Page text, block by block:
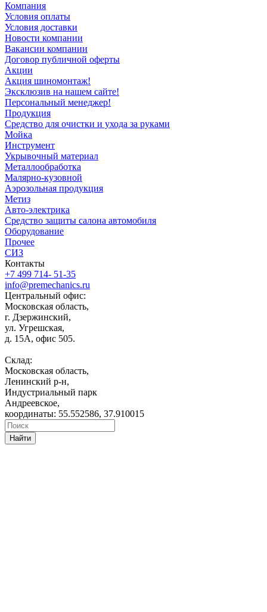
Компания
Условия оплаты
Условия доставки
Новости компании
Вакансии компании
Договор публичной оферты
Акции
Акция шиномонтаж!
Эксклюзив на нашем сайте!
Персональный менеджер!
Продукция
Средство для очистки и ухода за руками
Мойка
Инструмент
Укрывочный материал
Металлообработка
Малярно-кузовной
Аэрозольная продукция
Метиз
Авто-электрика
Средство защиты салона автомобиля
Оборудование
Прочее
СИЗ
Контакты
+7 499 714- 51-35
info@premechanics.ru
Центральный офис:
Московская область,
г. Дзержинский,
ул. Угрешская,
д. 15А, офис 505.
Склад:
Московская область,
Ленинский р-н,
Индустриальный парк
Андреевское,
координаты: 55.552586, 37.910015
Найти